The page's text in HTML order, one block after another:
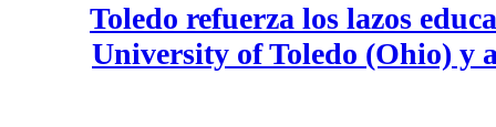
Toledo refuerza los lazos
University of Toledo (Ohio) y